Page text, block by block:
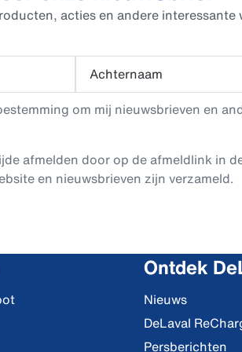
acties en andere interessante
Achternaam
om mij nieuwsbrieven en
afmelden door op de afmeldlink in
en nieuwsbrieven zijn verzameld.
Ontdek
Nieuws
DeLaval
Persberichten